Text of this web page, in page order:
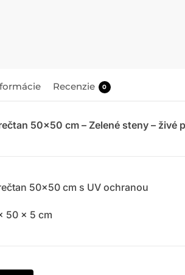
Recenzie 0
50×50 cm – Zelené steny – živé
50×50 cm s UV ochranou
50 x 5 cm